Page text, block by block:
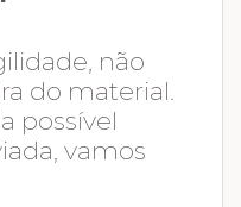
não
do material.
possível
vamos